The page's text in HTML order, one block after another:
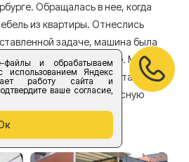
и обрабатываем
Яндекс
работу сайта и
ваше согласие,
Обращалась в нее, когда
из квартиры. Отнеслись
задаче, машина была
весьма доступные. Мебель
в общем все было доставлено в
компании за прекрасную